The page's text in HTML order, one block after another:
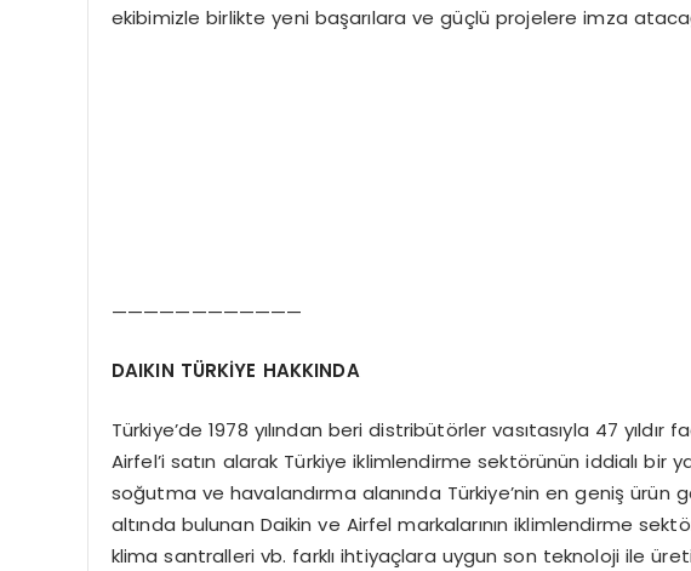
ekibimizle birlikte yeni başarılara ve güçlü projelere imza
————————————
DAIKIN TÜRKİYE HAKKINDA
Türkiye’de 1978 yılından beri distribütörler vasıtasıyla 47 yıldır
Airfel’i satın alarak Türkiye iklimlendirme sektörünün iddialı bir
soğutma ve havalandırma alanında Türkiye’nin en geniş ürün
altında bulunan Daikin ve Airfel markalarının iklimlendirme
klima santralleri vb. farklı ihtiyaçlara uygun son teknoloji ile